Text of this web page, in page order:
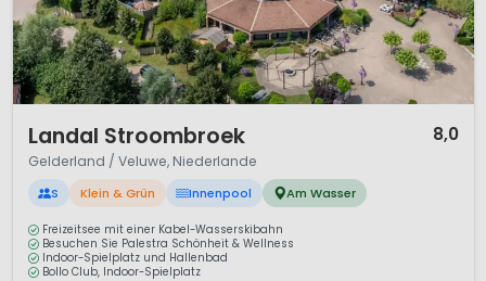
Landal Stroombroek 8,0
Gelderland / Veluwe, Niederlande
S Klein & Grün Innenpool Am Wasser
Freizeitsee mit einer Kabel-Wasserskibahn
Besuchen Sie Palestra Schönheit & Wellness
Indoor-Spielplatz und Hallenbad
Bollo Club, Indoor-Spielplatz